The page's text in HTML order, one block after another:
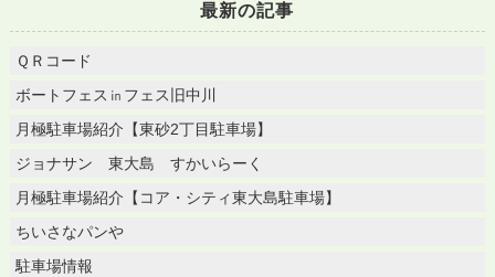
最新の記事
ＱＲコード
ボートフェス㏌フェス旧中川
月極駐車場紹介【東砂2丁目駐車場】
ジョナサン 東大島 すかいらーく
月極駐車場紹介【コア・シティ東大島駐車場】
ちいさなパンや
駐車場情報